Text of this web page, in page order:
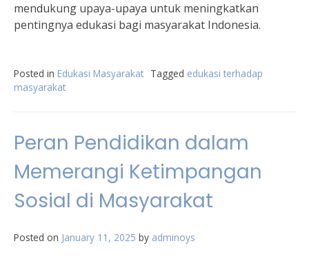
mendukung upaya-upaya untuk meningkatkan
pentingnya edukasi bagi masyarakat Indonesia.
Posted in Edukasi Masyarakat Tagged edukasi terhadap
masyarakat
Peran Pendidikan dalam
Memerangi Ketimpangan
Sosial di Masyarakat
Posted on January 11, 2025 by adminoys